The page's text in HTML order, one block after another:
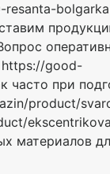
https://good-
при
product/
материалов